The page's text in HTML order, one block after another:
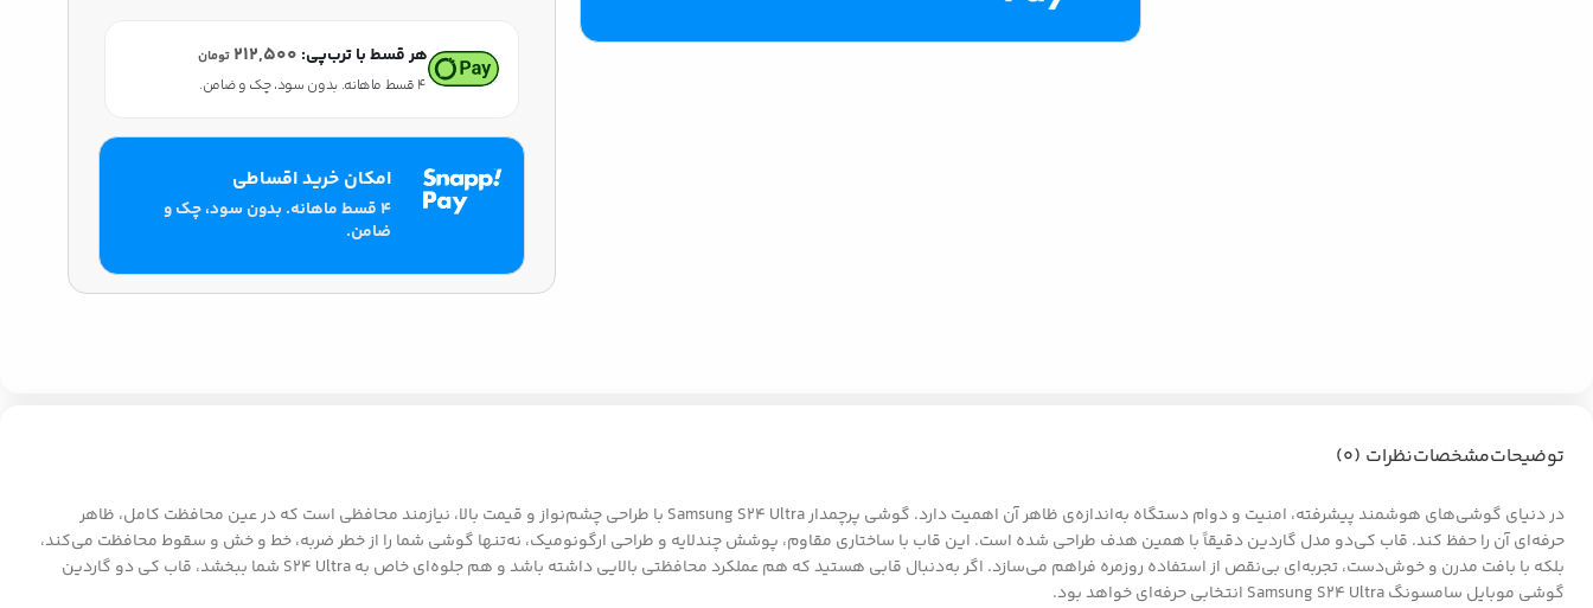
هر قسط با ترب‌پی: ۲۱۲,۵۰۰ تومان
۴ قسط ماهانه. بدون سود، چک و ضامن.
امکان خرید اقساطی
۴ قسط ماهانه. بدون سود، چک و
ضامن.
توضیحاتمشخصاتنظرات (0)
در دنیای گوشی‌های هوشمند پیشرفته، امنیت و دوام دستگاه به‌اندازه‌ی ظاهر آن اهمیت دارد. گوشی پرچمدار Samsung S24 Ultra با طراحی چشم‌نواز و قیمت بالا، نیازمند محافظی است که در عین محافظت کامل، ظاهر
حرفه‌ای آن را حفظ کند. قاب کی‌دو مدل گاردین دقیقاً با همین هدف طراحی شده است. این قاب با ساختاری مقاوم، پوشش چندلایه و طراحی ارگونومیک، نه‌تنها گوشی شما را از خطر ضربه، خط و خش و سقوط محافظت می‌کند،
بلکه با بافت مدرن و خوش‌دست، تجربه‌ای بی‌نقص از استفاده روزمره فراهم می‌سازد. اگر به‌دنبال قابی هستید که هم عملکرد محافظتی بالایی داشته باشد و هم جلوه‌ای خاص به S24 Ultra شما ببخشد، قاب کی دو گاردین
گوشی موبایل سامسونگ Samsung S24 Ultra انتخابی حرفه‌ای خواهد بود.